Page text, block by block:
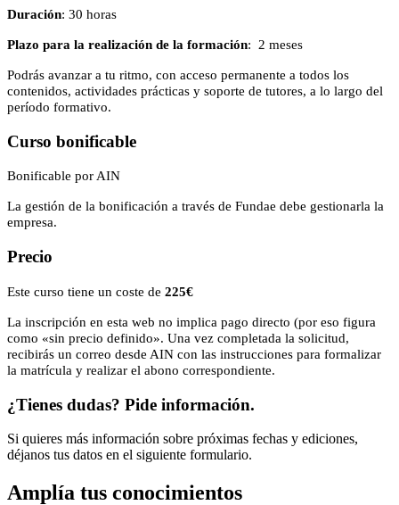
Duración: 30 horas
Plazo para la realización de la formación: 2 meses
Podrás avanzar a tu ritmo, con acceso permanente a todos los
contenidos, actividades prácticas y soporte de tutores, a lo largo del
período formativo.
Curso bonificable
Bonificable por AIN
La gestión de la bonificación a través de Fundae debe gestionarla la
empresa.
Precio
Este curso tiene un coste de 225€
La inscripción en esta web no implica pago directo (por eso figura
como «sin precio definido». Una vez completada la solicitud,
recibirás un correo desde AIN con las instrucciones para formalizar
la matrícula y realizar el abono correspondiente.
¿Tienes dudas? Pide información.
Si quieres más información sobre próximas fechas y ediciones,
déjanos tus datos en el siguiente formulario.
Amplía tus conocimientos